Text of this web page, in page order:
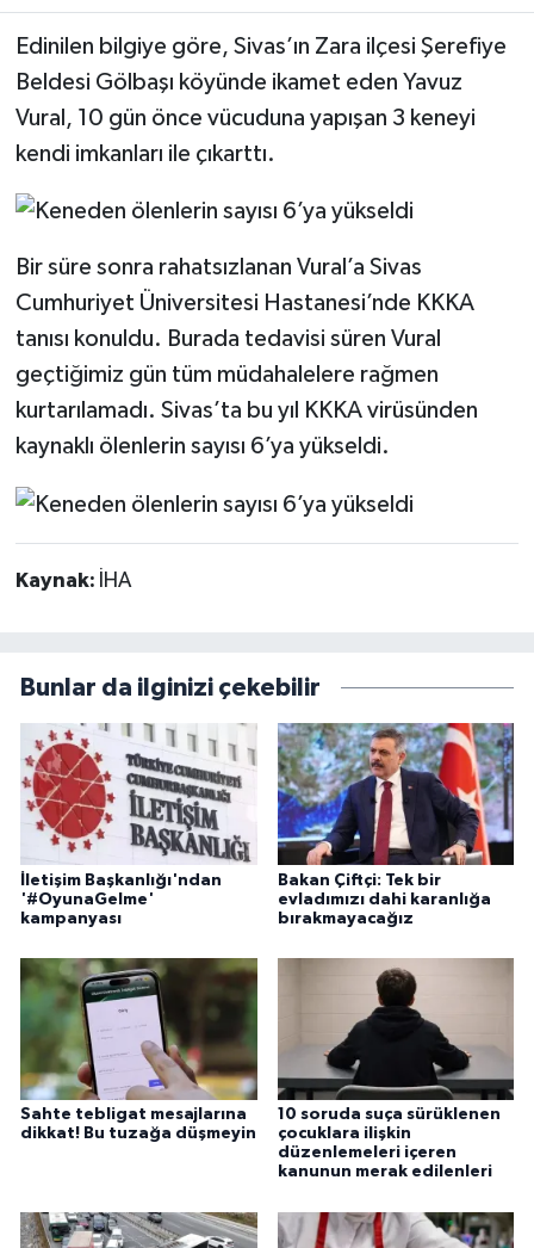
Edinilen bilgiye göre, Sivas’ın Zara ilçesi Şerefiye
Beldesi Gölbaşı köyünde ikamet eden Yavuz
Vural, 10 gün önce vücuduna yapışan 3 keneyi
kendi imkanları ile çıkarttı.
Bir süre sonra rahatsızlanan Vural’a Sivas
Cumhuriyet Üniversitesi Hastanesi’nde KKKA
tanısı konuldu. Burada tedavisi süren Vural
geçtiğimiz gün tüm müdahalelere rağmen
kurtarılamadı. Sivas’ta bu yıl KKKA virüsünden
kaynaklı ölenlerin sayısı 6’ya yükseldi.
Kaynak: İHA
Bunlar da ilginizi çekebilir
İletişim Başkanlığı'ndan
'#OyunaGelme'
kampanyası
Bakan Çiftçi: Tek bir
evladımızı dahi karanlığa
bırakmayacağız
Sahte tebligat mesajlarına
dikkat! Bu tuzağa düşmeyin
10 soruda suça sürüklenen
çocuklara ilişkin
düzenlemeleri içeren
kanunun merak edilenleri